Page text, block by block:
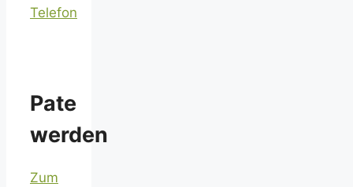
Telefon
Pate
werden
Zum